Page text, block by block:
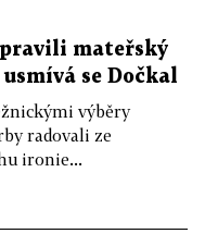
mateřský
se Dočkal
výběry
radovali ze
ironie...